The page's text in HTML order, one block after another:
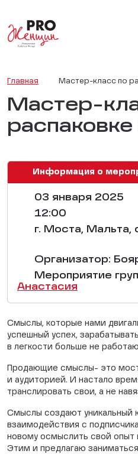
Главная Мастер-класс по
Мастер-
Информация о
03 января 2025
12:00
г. Моста, Мальта,
Организатор:
Мероприятие
Анастасия
Смыслы, которые нами
успешный успех,
в легкости больше не
Продающие смыслы- это
и аудиторией. И настало
транслировать свои, а не
Смыслы создают уникальный
взаимодействия с
новому осмыслить свой опыт
Этим и предлагаю